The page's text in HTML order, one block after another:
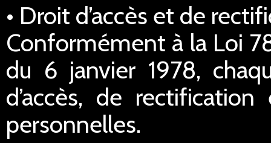
• Droit d’accès et de
Conformément à la Loi
du 6 janvier 1978,
d’accès, de
personnelles.